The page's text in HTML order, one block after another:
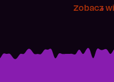
Zobacz